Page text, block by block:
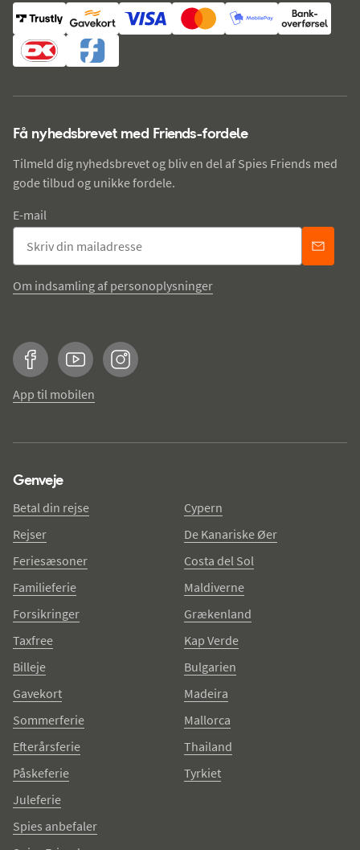
Få nyhedsbrevet med Friends-fordele
Tilmeld dig nyhedsbrevet og bliv en del af Spies Friends med
gode tilbud og unikke fordele.
E-mail
Om indsamling af personoplysninger
FacebookYouTubeInstagram
App til mobilen
Genveje
Betal din rejse
Rejser
Feriesæsoner
Familieferie
Forsikringer
Taxfree
Billeje
Gavekort
Sommerferie
Efterårsferie
Påskeferie
Juleferie
Spies anbefaler
Cypern
De Kanariske Øer
Costa del Sol
Maldiverne
Grækenland
Kap Verde
Bulgarien
Madeira
Mallorca
Thailand
Tyrkiet